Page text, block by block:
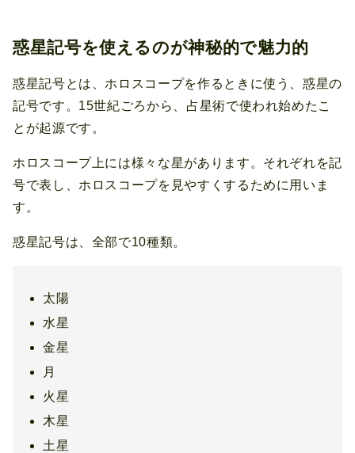
惑星記号を使えるのが神秘的で魅力的
惑星記号とは、ホロスコープを作るときに使う、惑星の
記号です。15世紀ごろから、占星術で使われ始めたこ
とが起源です。
ホロスコープ上には様々な星があります。それぞれを記
号で表し、ホロスコープを見やすくするために用いま
す。
惑星記号は、全部で10種類。
太陽
水星
金星
月
火星
木星
土星